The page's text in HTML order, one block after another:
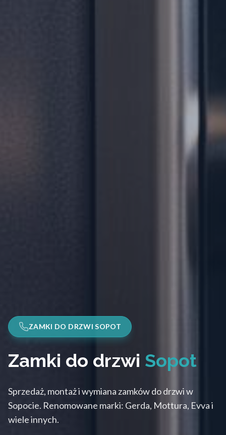
ZAMKI DO DRZWI SOPOT
Zamki do drzwi Sopot
Sprzedaż, montaż i wymiana zamków do drzwi w
Sopocie. Renomowane marki: Gerda, Mottura, Evva i
wiele innych.